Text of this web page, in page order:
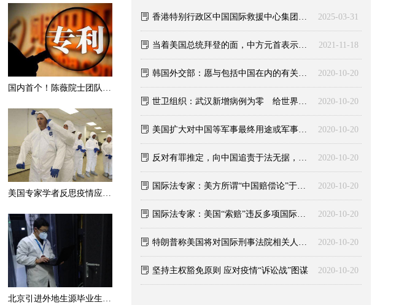
国内首个！陈薇院士团队新
美国专家学者反思疫情应对
北京引进外地生源毕业生原
2025-03-31
ꂓ 香港特别行政区中国国际救援中心集团有限公司山东应急救援总队
2021-11-18
ꂓ 当着美国总统拜登的面，中方元首表示：台若突破红线，将采取断然措施
2020-10-20
ꂓ 韩国外交部：愿与包括中国在内的有关国家加强战疫合作
2020-10-20
ꂓ 世卫组织：武汉新增病例为零 给世界带来希望
2020-10-20
ꂓ 美国扩大对中国等军事最终用途或军事最终用户的出口审核
2020-10-20
ꂓ 反对有罪推定，向中国追责于法无据，于理不通
2020-10-20
ꂓ 国际法专家：美方所谓“中国赔偿论”于理不通、于法无据
2020-10-20
ꂓ 国际法专家：美国“索赔”违反多项国际法基本原则
2020-10-20
ꂓ 特朗普称美国将对国际刑事法院相关人员实施制裁
2020-10-20
ꂓ 坚持主权豁免原则 应对疫情“诉讼战”图谋